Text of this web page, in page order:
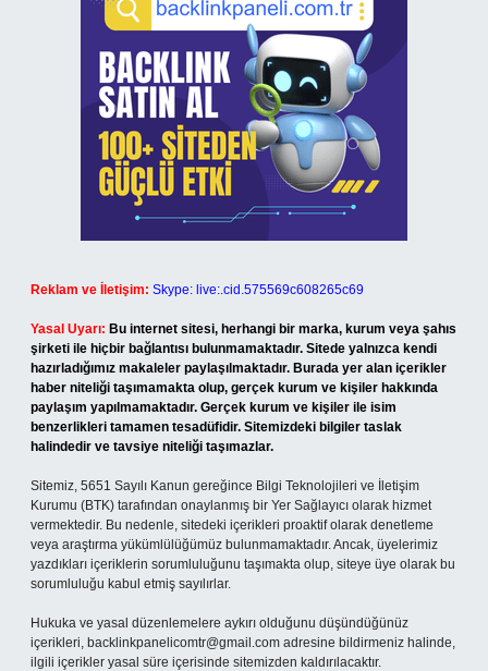
Reklam ve İletişim: Skype: live:.cid.575569c608265c69
Yasal Uyarı: Bu internet sitesi, herhangi bir marka, kurum veya şahıs
şirketi ile hiçbir bağlantısı bulunmamaktadır. Sitede yalnızca kendi
hazırladığımız makaleler paylaşılmaktadır. Burada yer alan içerikler
haber niteliği taşımamakta olup, gerçek kurum ve kişiler hakkında
paylaşım yapılmamaktadır. Gerçek kurum ve kişiler ile isim
benzerlikleri tamamen tesadüfidir. Sitemizdeki bilgiler taslak
halindedir ve tavsiye niteliği taşımazlar.
Sitemiz, 5651 Sayılı Kanun gereğince Bilgi Teknolojileri ve İletişim
Kurumu (BTK) tarafından onaylanmış bir Yer Sağlayıcı olarak hizmet
vermektedir. Bu nedenle, sitedeki içerikleri proaktif olarak denetleme
veya araştırma yükümlülüğümüz bulunmamaktadır. Ancak, üyelerimiz
yazdıkları içeriklerin sorumluluğunu taşımakta olup, siteye üye olarak bu
sorumluluğu kabul etmiş sayılırlar.
Hukuka ve yasal düzenlemelere aykırı olduğunu düşündüğünüz
içerikleri, backlinkpanelicomtr@gmail.com adresine bildirmeniz halinde,
ilgili içerikler yasal süre içerisinde sitemizden kaldırılacaktır.